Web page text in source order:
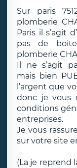
Sur paris
plomberie
Paris il s’agit
pas de
plomberie
Il ne s’agit
mais bien
l’argent que
donc je vous
conditions
entreprises.
Je vous
sur votre site
(La je reprend